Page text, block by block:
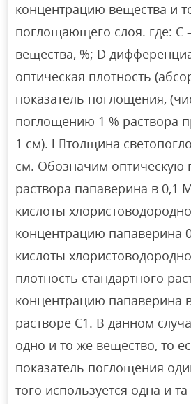
концентрацию вещества и
поглощающего слоя. где: C
вещества, %; D
оптическая плотность
показатель поглощения,
поглощению 1 % раствора
1 см). l толщина
см. Обозначим оптическую
раствора папаверина в 0,1
кислоты
концентрацию папаверина
кислоты
плотность стандартного
концентрацию папаверина
растворе С1. В данном
одно и то же вещество, то
показатель поглощения
того используется одна и